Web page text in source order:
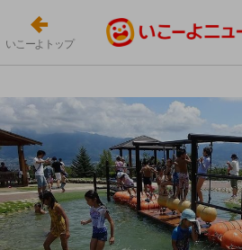
いこーよトップ